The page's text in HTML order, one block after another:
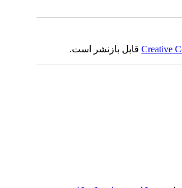
Creativeقابل بازنشر است.